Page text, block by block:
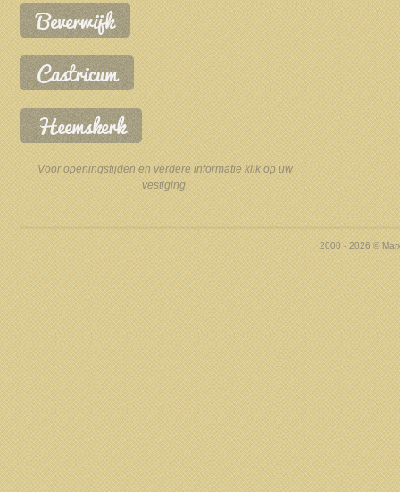
Beverwijk
Castricum
Heemskerk
Voor openingstijden en verdere informatie klik op uw
vestiging.
2000 - 2026 ©